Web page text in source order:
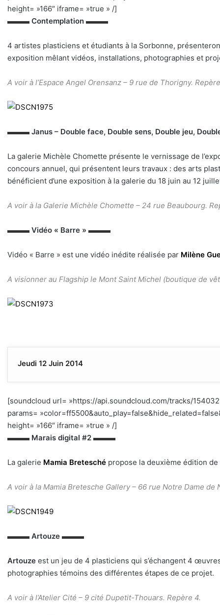
height= »166″ iframe= »true » /]
▬▬▬ Contemplation ▬▬▬
4 artistes plasticiens et étudiants à la Sorbonne,
exposition mêlant vidéos, installations, photographies et
A voir à l’Espace Angel Orensanz – 9 rue de Thorigny.
▬▬▬ Janus – Double face, Double sens, Double jeu,
La galerie Michèle Chomette présente le vernissage de
concours annuel, qui présentent leurs travaux : des arts
bénéficient d’une exposition à la galerie du 18 juin au 12
A voir à la Galerie Michèle Chomette – 24 rue Beaubourg.
▬▬▬ Vidéo « Barre » ▬▬▬
Vidéo « Barre » est une vidéo inédite réalisée par Milène
A visionner au Flagship le Mont Saint Michel (boutique de
Jeudi 12 Juin 2014
[soundcloud url= »https://api.soundcloud.com/tracks/
params=
height= »166″ iframe= »true » /]
▬▬▬ Marais digital #2 ▬▬▬
La galerie Mamia Bretesché propose la deuxième édition de
A voir à la Mamia Bretesche Gallery – 66 rue Notre Dame de
▬▬▬ Artouze ▬▬▬
Artouze est un jeu de 4 plasticiens qui s’échangent 4
photographies témoins des différentes étapes de ce projet.
A voir à l’Atelier Cité – 9 cité Dupetit-Thouars. Repère 4.